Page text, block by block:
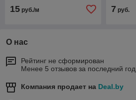
15 руб./м 7 руб.
О нас
Рейтинг не сформирован
Менее 5 отзывов за последний год
Компания продает на Deal.by